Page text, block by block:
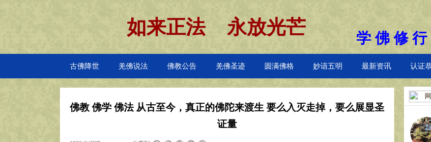
古佛降世 羌佛说法 佛教公告 羌佛圣迹 圆满佛格 妙谙五明 最新资讯 认证
如来正法 永放光芒
学 佛 修 行
佛教 佛学 佛法 从古至今，真正的佛陀来渡生 要么入灭走掉，要么展显圣
证量